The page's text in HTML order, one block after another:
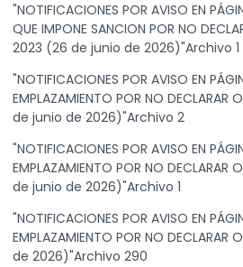
"NOTIFICACIONES POR AVISO EN
QUE IMPONE SANCION POR NO
2023 (26 de junio de 2026)"Archivo 1
"NOTIFICACIONES POR AVISO EN
EMPLAZAMIENTO POR NO
de junio de 2026)"Archivo 2
"NOTIFICACIONES POR AVISO EN
EMPLAZAMIENTO POR NO
de junio de 2026)"Archivo 1
"NOTIFICACIONES POR AVISO EN
EMPLAZAMIENTO POR NO
de 2026)"Archivo 290